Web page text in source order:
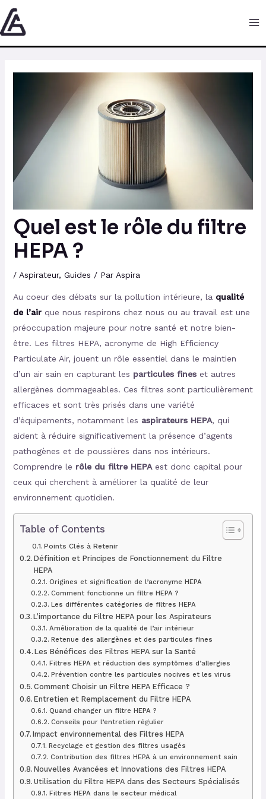
Aller
au
contenu
Quel est le rôle du filtre
HEPA ?
/ Aspirateur, Guides / Par Aspira
Au coeur des débats sur la pollution intérieure, la qualité
de l’airque nous respirons chez nous ou au travail est une
préoccupation majeure pour notre santé et notre bien-
être. Les filtres HEPA, acronyme de High Efficiency
Particulate Air, jouent un rôle essentiel dans le maintien
d’un air sain en capturant les particules fineset autres
allergènes dommageables. Ces filtres sont particulièrement
efficaces et sont très prisés dans une variété
d’équipements, notamment les aspirateurs HEPA, qui
aident à réduire significativement la présence d’agents
pathogènes et de poussières dans nos intérieurs.
Comprendre le rôle du filtre HEPAest donc capital pour
ceux qui cherchent à améliorer la qualité de leur
environnement quotidien.
Table of Contents
Points Clés à Retenir
Définition et Principes de Fonctionnement du Filtre
HEPA
Origines et signification de l’acronyme HEPA
Comment fonctionne un filtre HEPA ?
Les différentes catégories de filtres HEPA
L’importance du Filtre HEPA pour les Aspirateurs
Amélioration de la qualité de l’air intérieur
Retenue des allergènes et des particules fines
Les Bénéfices des Filtres HEPA sur la Santé
Filtres HEPA et réduction des symptômes d’allergies
Prévention contre les particules nocives et les virus
Comment Choisir un Filtre HEPA Efficace ?
Entretien et Remplacement du Filtre HEPA
Quand changer un filtre HEPA ?
Conseils pour l’entretien régulier
Impact environnemental des Filtres HEPA
Recyclage et gestion des filtres usagés
Contribution des filtres HEPA à un environnement sain
Nouvelles Avancées et Innovations des Filtres HEPA
Utilisation du Filtre HEPA dans des Secteurs Spécialisés
Filtres HEPA dans le secteur médical